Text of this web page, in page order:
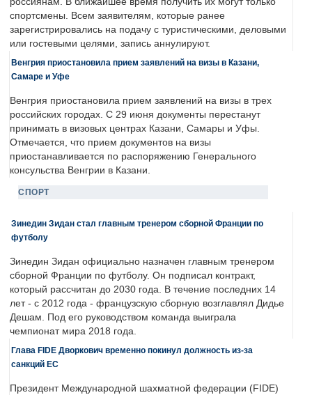
спортсмены. Всем заявителям, которые ранее
зарегистрировались на подачу с туристическими, деловыми
или гостевыми целями, запись аннулируют.
Венгрия приостановила прием заявлений на визы в Казани,
Самаре и Уфе
Венгрия приостановила прием заявлений на визы в трех
российских городах. С 29 июня документы перестанут
принимать в визовых центрах Казани, Самары и Уфы.
Отмечается, что прием документов на визы
приостанавливается по распоряжению Генерального
консульства Венгрии в Казани.
СПОРТ
Зинедин Зидан стал главным тренером сборной Франции по
футболу
Зинедин Зидан официально назначен главным тренером
сборной Франции по футболу. Он подписал контракт,
который рассчитан до 2030 года. В течение последних 14
лет - с 2012 года - французскую сборную возглавлял Дидье
Дешам. Под его руководством команда выиграла
чемпионат мира 2018 года.
Глава FIDE Дворкович временно покинул должность из-за
санкций ЕС
Президент Международной шахматной федерации (FIDE)